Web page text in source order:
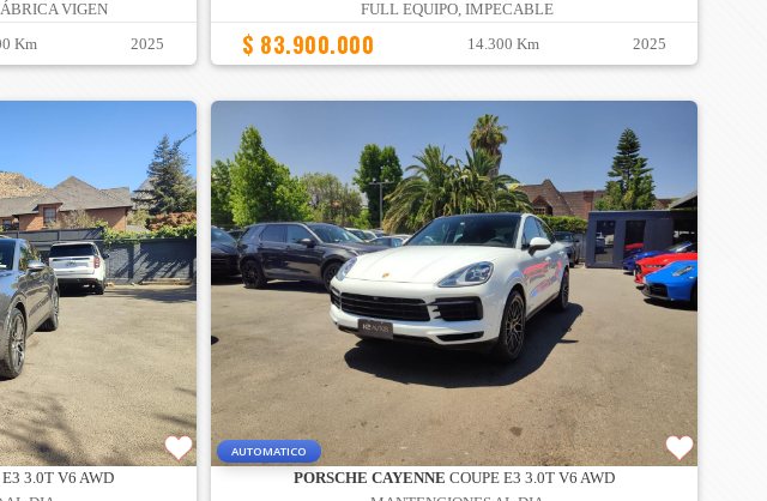
VIGEN
Km 2025
FULL EQUIPO, IMPECABLE
$ 83.900.000 14.300 Km 2025
E3 3.0T V6 AWD
AUTOMATICO
PORSCHE CAYENNE COUPE E3 3.0T V6 AWD